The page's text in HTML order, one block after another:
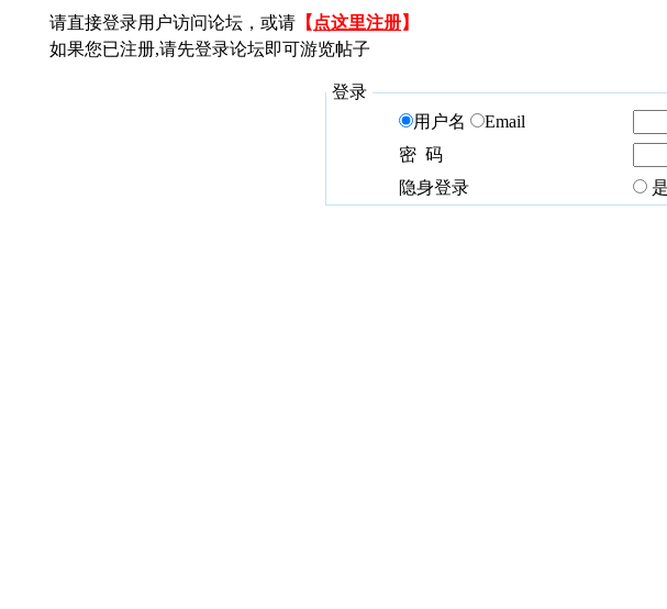
请直接登录用户访问论坛，或请 【 点这里注册】
如果您已注册,请先登录论坛即可游览帖子
登录
用户名
Email
密 码
隐身登录